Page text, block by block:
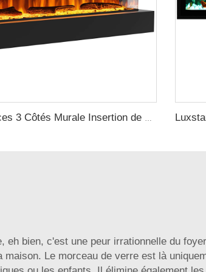
Luxstar 64 Pouces 3 Côtés Murale Insertion de Cheminée Électrique Fixe Cheminée Électrique Intérieure avec Chauffage
eh bien, c'est une peur irrationnelle du
maison. Le morceau de verre est là